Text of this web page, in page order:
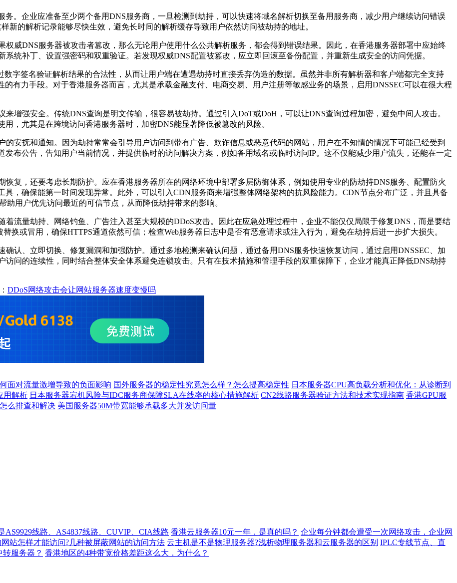
企业应准备至少两个备用DNS服务商，一旦检测到劫持，可以快速将域名解析切换至备用服务商，减少用户继续访问错误
新的解析记录能够尽快生效，避免长时间的解析缓存导致用户依然访问被劫持的地址。
DNS服务器被攻击者篡改，那么无论用户使用什么公共解析服务，都会得到错误结果。因此，在香港服务器部署中应始终
统补丁、设置强密码和双重验证。若发现权威DNS配置被篡改，应立即回滚至备份配置，并重新生成安全的访问凭据。
字签名验证解析结果的合法性，从而让用户端在遭遇劫持时直接丢弃伪造的数据。虽然并非所有解析器和客户端都完全支持
有力手段。对于香港服务器而言，尤其是承载金融支付、电商交易、用户注册等敏感业务的场景，启用DNSSEC可以在很大程
强安全。传统DNS查询是明文传输，很容易被劫持。通过引入DoT或DoH，可以让DNS查询过程加密，避免中间人攻击。
，尤其是在跨境访问香港服务器时，加密DNS能显著降低被篡改的风险。
抚和通知。因为劫持常常会引导用户访问到带有广告、欺诈信息或恶意代码的网站，用户在不知情的情况下可能已经受到
布公告，告知用户当前情况，并提供临时的访问解决方案，例如备用域名或临时访问IP。这不仅能减少用户流失，还能在一定
，还要考虑长期防护。应在香港服务器所在的网络环境中部署多层防御体系，例如使用专业的防劫持DNS服务、配置防火
，确保能第一时间发现异常。此外，可以引入CDN服务商来增强整体网络架构的抗风险能力。CDN节点分布广泛，并且具备
用户优先访问最近的可信节点，从而降低劫持带来的影响。
量劫持、网络钓鱼、广告注入甚至大规模的DDoS攻击。因此在应急处理过程中，企业不能仅仅局限于修复DNS，而是要结
换或冒用，确保HTTPS通道依然可信；检查Web服务器日志中是否有恶意请求或注入行为，避免在劫持后进一步扩大损失。
、立即切换、修复漏洞和加强防护。通过多地检测来确认问题，通过备用DNS服务快速恢复访问，通过启用DNSSEC、加
问的连续性，同时结合整体安全体系避免连锁攻击。只有在技术措施和管理手段的双重保障下，企业才能真正降低DNS劫持
DDoS网络攻击会让网站服务器速度变慢吗
面对流量激增导致的负面影响 国外服务器的稳定性究竟怎么样？怎么提高稳定性 日本服务器CPU高负载分析和优化：从诊断到
用解析 日本服务器宕机风险与IDC服务商保障SLA在线率的核心措施解析 CN2线路服务器验证方法和技术实现指南 香港GPU服
么排查和解决 美国服务器50M带宽能够承载多大并发访问量
AS9929线路、AS4837线路、CUVIP、CIA线路 香港云服务器10元一年，是真的吗？ 企业每分钟都会遭受一次网络攻击，企业网
站怎样才能访问?几种被屏蔽网站的访问方法 云主机是不是物理服务器?浅析物理服务器和云服务器的区别 IPLC专线节点、直
服务器？ 香港地区的4种带宽价格差距这么大，为什么？